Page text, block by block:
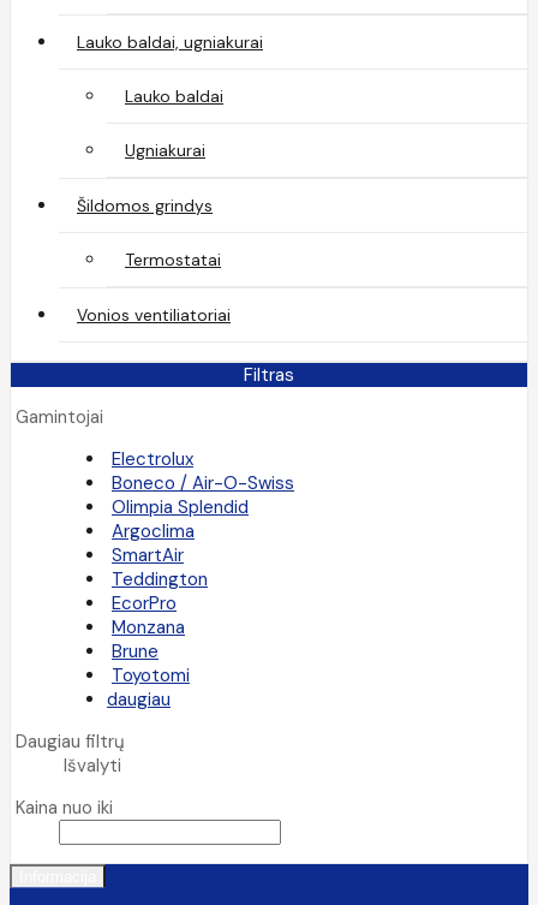
Lauko baldai, ugniakurai
Lauko baldai
Ugniakurai
Šildomos grindys
Termostatai
Vonios ventiliatoriai
Filtras
Gamintojai
Electrolux
Boneco / Air-O-Swiss
Olimpia Splendid
Argoclima
SmartAir
Teddington
EcorPro
Monzana
Brune
Toyotomi
daugiau
Daugiau filtrų
Išvalyti
Kaina nuo iki